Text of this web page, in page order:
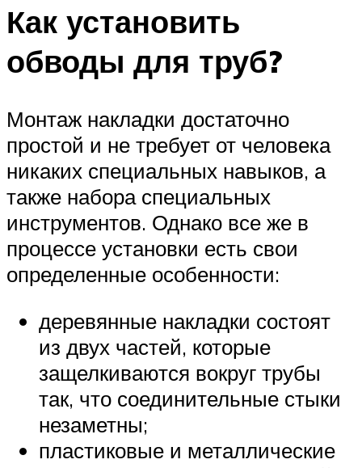
Как установить
обводы для труб?
Монтаж накладки достаточно
простой и не требует от человека
никаких специальных навыков, а
также набора специальных
инструментов. Однако все же в
процессе установки есть свои
определенные особенности:
деревянные накладки состоят
из двух частей, которые
защелкиваются вокруг трубы
так, что соединительные стыки
незаметны;
пластиковые и металлические